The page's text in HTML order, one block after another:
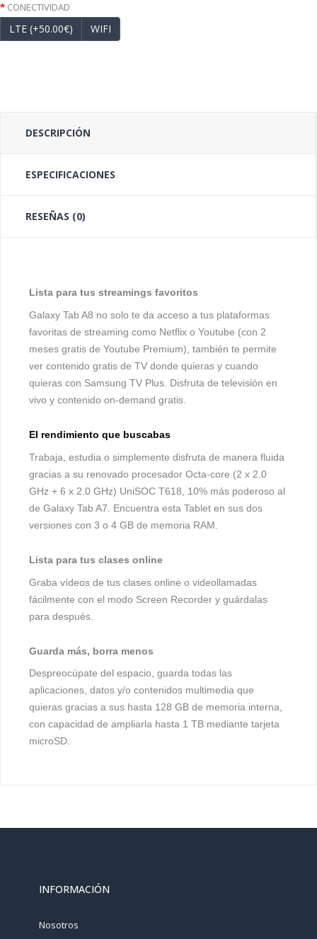
CONECTIVIDAD
LTE (+50.00€) WIFI
DESCRIPCIÓN
ESPECIFICACIONES
RESEÑAS (0)
Lista para tus streamings favoritos
Galaxy Tab A8 no solo te da acceso a tus plataformas
favoritas de streaming como Netflix o Youtube (con 2
meses gratis de Youtube Premium), también te permite
ver contenido gratis de TV donde quieras y cuando
quieras con Samsung TV Plus. Disfruta de televisión en
vivo y contenido on-demand gratis.
El rendimiento que buscabas
Trabaja, estudia o simplemente disfruta de manera fluida
gracias a su renovado procesador Octa-core (2 x 2.0
GHz + 6 x 2.0 GHz) UniSOC T618, 10% más poderoso al
de Galaxy Tab A7. Encuentra esta Tablet en sus dos
versiones con 3 o 4 GB de memoria RAM.
Lista para tus clases online
Graba vídeos de tus clases online o videollamadas
fácilmente con el modo Screen Recorder y guárdalas
para después.
Guarda más, borra menos
Despreocúpate del espacio, guarda todas las
aplicaciones, datos y/o contenidos multimedia que
quieras gracias a sus hasta 128 GB de memoria interna,
con capacidad de ampliarla hasta 1 TB mediante tarjeta
microSD.
INFORMACIÓN
Nosotros